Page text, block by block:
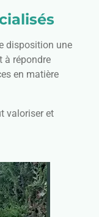
disposition une
à répondre
en matière
valoriser et